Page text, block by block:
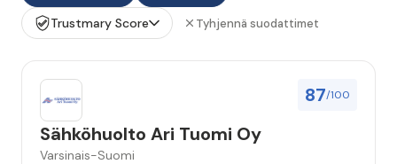
Trustmary Score
Tyhjennä suodattimet
87/100
Sähköhuolto Ari Tuomi Oy
Varsinais-Suomi